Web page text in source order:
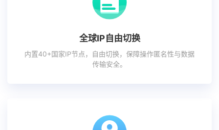
全球IP自由切换
内置40+国家IP节点，自由切换，保障操作匿名性与数据
传输安全。